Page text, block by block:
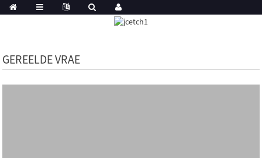
GEREELDE VRAE